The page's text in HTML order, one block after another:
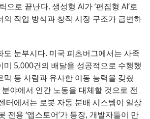
으로 끝난다. 생성형 AI가 ‘편집형 AI’로
의 작업 방식과 창작 시장 구조가 급변하
도 눈부시다. 미국 피츠버그에서는 사족
미 5,000건의 배달을 성공적으로 수행했
막 등 사람과 유사한 이동 능력을 갖췄
분야에서 인간 노동을 대체할 것으로 전
터에서는 로봇 자동 분배 시스템이 일상
전용 ‘앱스토어’가 등장, 개발자들이 만